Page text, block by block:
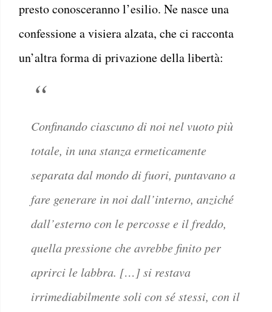
presto conosceranno l’esilio. Ne nasce una
confessione a visiera alzata, che ci racconta
un’altra forma di privazione della libertà:
Confinando ciascuno di noi nel vuoto più
totale, in una stanza ermeticamente
separata dal mondo di fuori, puntavano a
fare generare in noi dall’interno, anziché
dall’esterno con le percosse e il freddo,
quella pressione che avrebbe finito per
aprirci le labbra. […] si restava
irrimediabilmente soli con sé stessi, con il